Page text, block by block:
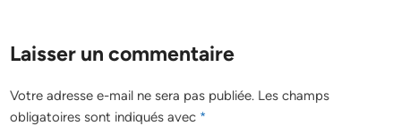
Laisser un commentaire
Votre adresse e-mail ne sera pas publiée. Les champs
obligatoires sont indiqués avec *